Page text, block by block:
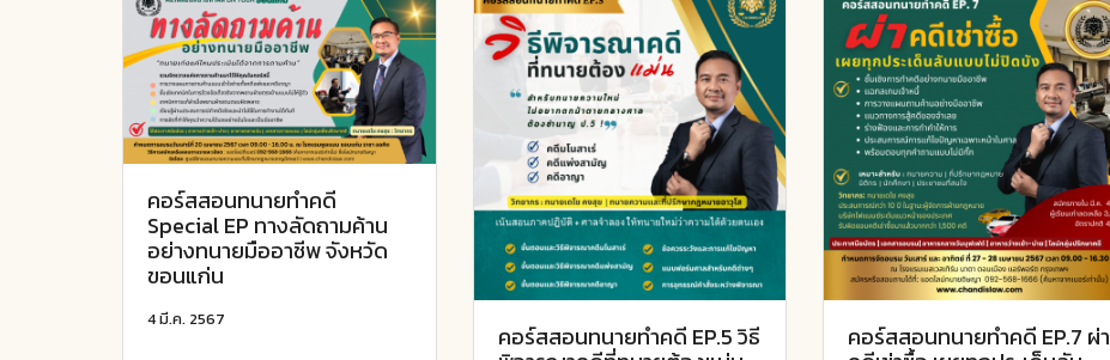
คอร์สสอนทนายทำคดี
Special EP ทางลัดถามค้าน
อย่างทนายมืออาชีพ จังหวัด
ขอนแก่น
4 มี.ค. 2567
คอร์สสอนทนายทำคดี EP.5 วิธี คอร์สสอนทนายทำคดี EP.7 ผ่า